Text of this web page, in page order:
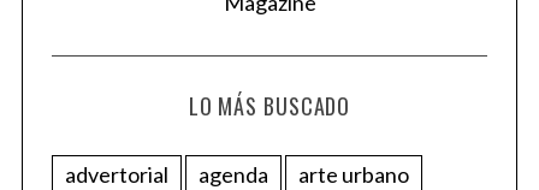
LO MÁS BUSCADO
advertorial agenda
arte urbano